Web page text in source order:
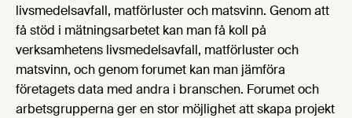
livsmedelsavfall, matförluster och matsvinn. Genom att
få stöd i mätningsarbetet kan man få koll på
verksamhetens livsmedelsavfall, matförluster och
matsvinn, och genom forumet kan man jämföra
företagets data med andra i branschen. Forumet och
arbetsgrupperna ger en stor möjlighet att skapa projekt